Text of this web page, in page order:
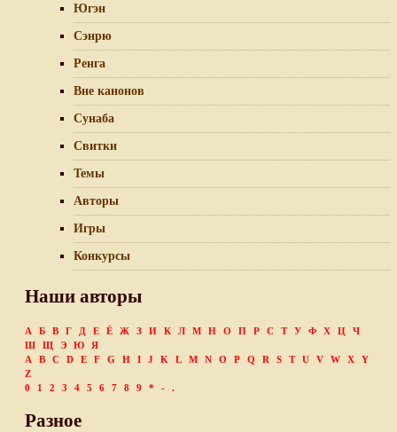
Югэн
Сэнрю
Ренга
Вне канонов
Сунаба
Свитки
Темы
Авторы
Игры
Конкурсы
Наши авторы
А Б В Г Д Е Ё Ж З И К Л М Н О П Р С Т У Ф Х Ц
Ч
Ш
Щ Э Ю
Я
A
B C D E F G H I J K L M N O P Q R S T U V W X
Y
Z
0
1 2 3 4 5 6 7 8 9 * - .
Разное